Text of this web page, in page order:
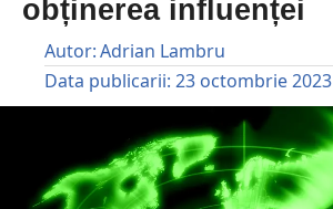
obținerea influenței
Autor:Adrian Lambru
Data publicarii: 23 octombrie 2023